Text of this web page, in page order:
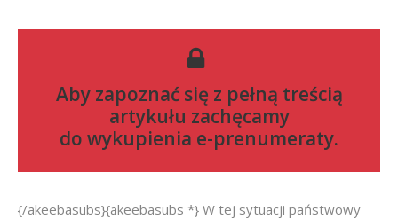
Aby zapoznać się z pełną treścią
artykułu zachęcamy
do wykupienia e-prenumeraty.
{/akeebasubs}{akeebasubs *} W tej sytuacji państwowy